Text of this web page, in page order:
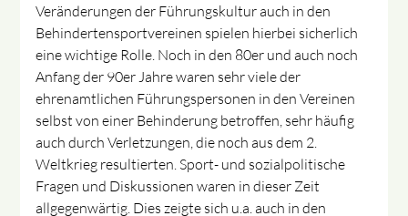
Veränderungen der Führungskultur auch in den
Behindertensportvereinen spielen hierbei sicherlich
eine wichtige Rolle. Noch in den 80er und auch noch
Anfang der 90er Jahre waren sehr viele der
ehrenamtlichen Führungspersonen in den Vereinen
selbst von einer Behinderung betroffen, sehr häufig
auch durch Verletzungen, die noch aus dem 2.
Weltkrieg resultierten. Sport- und sozialpolitische
Fragen und Diskussionen waren in dieser Zeit
allgegenwärtig. Dies zeigte sich u.a. auch in den